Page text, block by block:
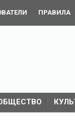
ПРАВИЛА